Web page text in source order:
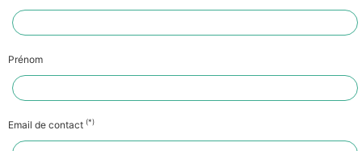
Prénom
Email de contact (*)